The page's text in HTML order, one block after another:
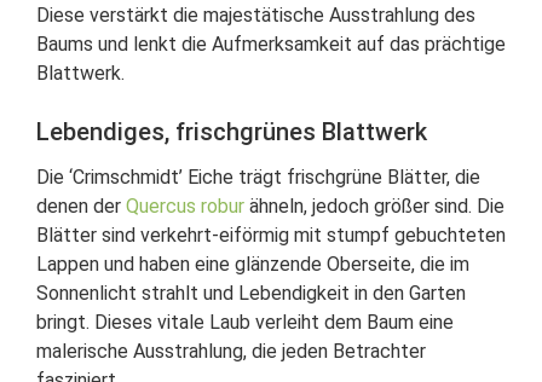
Diese verstärkt die majestätische Ausstrahlung des
Baums und lenkt die Aufmerksamkeit auf das prächtige
Blattwerk.
Lebendiges, frischgrünes Blattwerk
Die ‘Crimschmidt’ Eiche trägt frischgrüne Blätter, die
denen der Quercus robur ähneln, jedoch größer sind. Die
Blätter sind verkehrt-eiförmig mit stumpf gebuchteten
Lappen und haben eine glänzende Oberseite, die im
Sonnenlicht strahlt und Lebendigkeit in den Garten
bringt. Dieses vitale Laub verleiht dem Baum eine
malerische Ausstrahlung, die jeden Betrachter